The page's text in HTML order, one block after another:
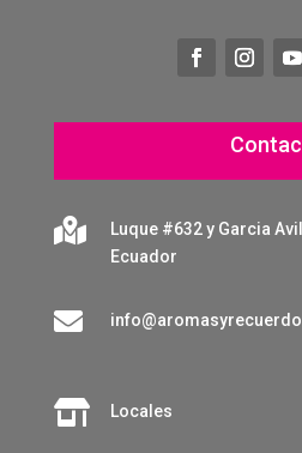

Luque #632 y Garcia
Ecuador

 Locales